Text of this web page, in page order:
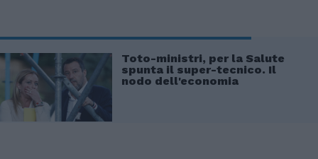
Toto-ministri, per la Salute
spunta il super-tecnico. Il
nodo dell'economia